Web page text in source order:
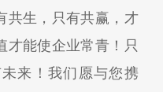
共生，只有共赢，才
才能使企业常青！只
来！我们愿与您携